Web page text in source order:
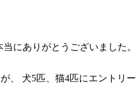
にありがとうございました。
、 犬5匹、猫4匹にエントリー